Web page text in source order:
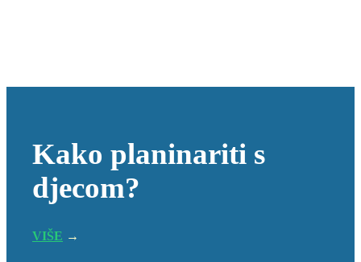
Kako planinariti s
djecom?
VIŠE →